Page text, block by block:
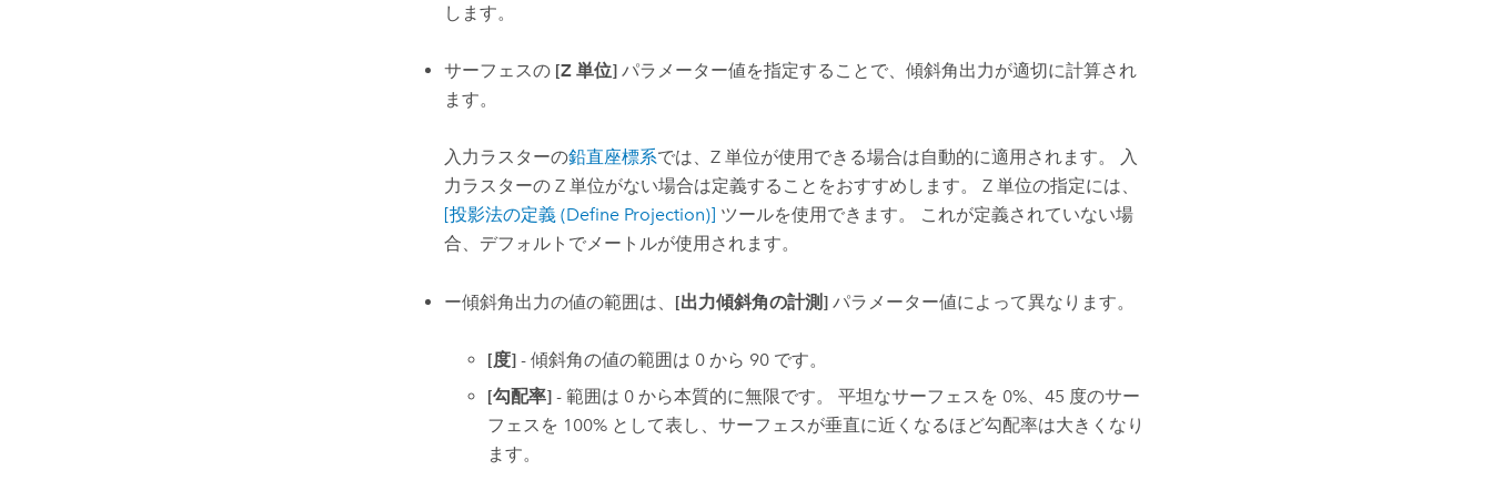
します。
サーフェスの [Z 単位]パラメーター値を指定することで、傾斜角出力が適切に計算され
ます。
入力ラスターの鉛直座標系では、Z 単位が使用できる場合は自動的に適用されます。 入
力ラスターの Z 単位がない場合は定義することをおすすめします。 Z 単位の指定には、
[投影法の定義 (Define Projection)] ツールを使用できます。 これが定義されていない場
合、デフォルトでメートルが使用されます。
ー傾斜角出力の値の範囲は、 [出力傾斜角の計測]パラメーター値によって異なります。
[度]- 傾斜角の値の範囲は 0 から 90 です。
[勾配率]- 範囲は 0 から本質的に無限です。 平坦なサーフェスを 0%、45 度のサー
フェスを 100% として表し、サーフェスが垂直に近くなるほど勾配率は大きくなり
ます。